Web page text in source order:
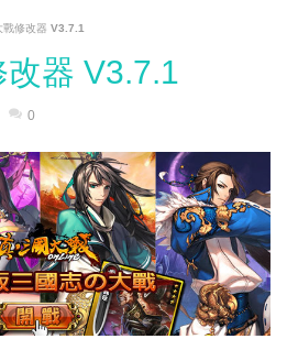
戰修改器 V3.7.1
器 V3.7.1
0